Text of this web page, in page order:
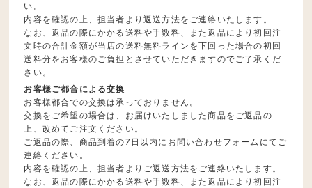
い。
内容を確認の上、担当者より返送方法をご連絡いたします。
なお、返品の際にかかる送料や手数料、また返品により初回注
文時の合計金額が当店の送料無料ラインを下回った場合の初回
送料分をお客様のご負担とさせていただきますのでご了承くだ
さい。
お客様ご都合による交換
お客様都合での交換は承っておりません。
交換をご希望の場合は、お届けいたしました商品をご返品の
上、改めてご注文ください。
ご返品の際、商品到着の7日以内にお問い合わせフォームにてご
連絡ください。
内容を確認の上、担当者よりご返送方法をご連絡いたします。
なお、返品の際にかかる送料や手数料、また返品により初回注